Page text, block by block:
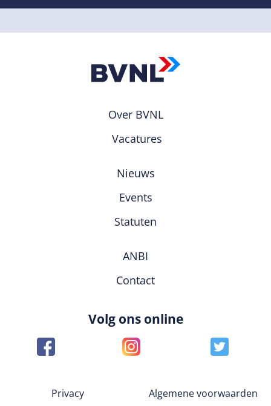
Over BVNL
Vacatures
Nieuws
Events
Statuten
ANBI
Contact
Volg ons online
Privacy Algemene voorwaarden